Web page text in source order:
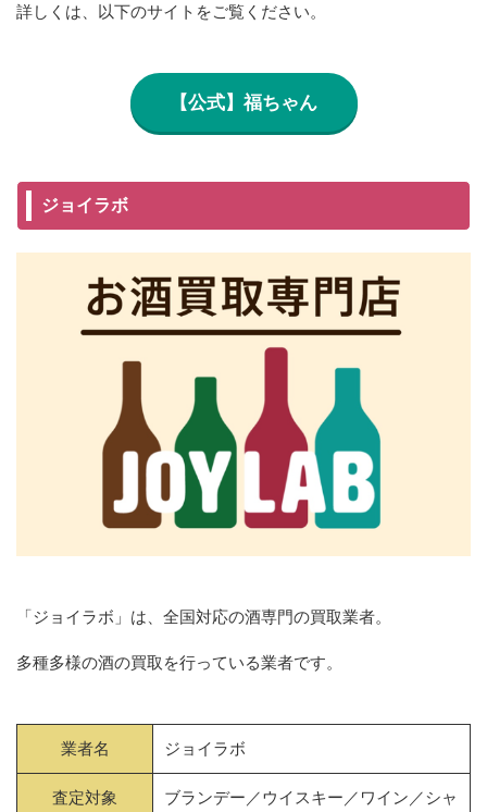
詳しくは、以下のサイトをご覧ください。
【公式】福ちゃん
ジョイラボ
「ジョイラボ」は、全国対応の酒専門の買取業者。
多種多様の酒の買取を行っている業者です。
業者名 ジョイラボ
査定対象
ブランデー／ウイスキー／ワイン／シャ